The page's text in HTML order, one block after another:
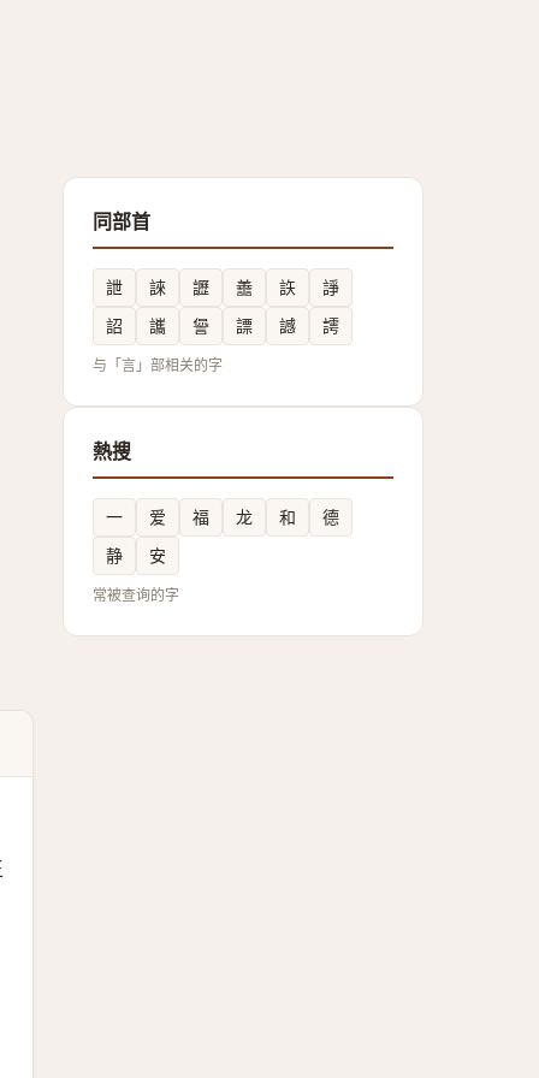
同部首
詍 誺 讈 譱 䛈
諍
詔
讗 諐 謤 䜗 謣
与「言」部相关的字
熱搜
一 爱 福 龙 和
德
静
安
常被查询的字